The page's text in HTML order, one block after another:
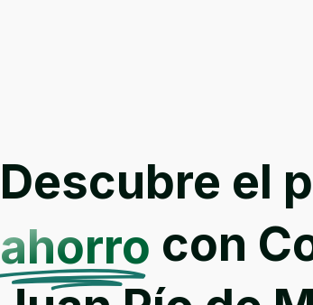
Descubre el
ahorro con